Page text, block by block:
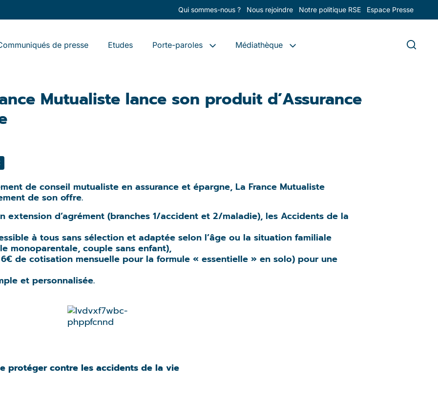
Qui sommes-nous ? Nous rejoindre Notre politique RSE Espace Presse
de presse Etudes Porte-paroles Médiathèque
Mutualiste lance son produit d’Assurance
de conseil mutualiste en assurance et épargne, La France Mutualiste
de son offre.
extension d’agrément (branches 1/accident et 2/maladie), les Accidents de la
à tous sans sélection et adaptée selon l’âge ou la situation familiale
monoparentale, couple sans enfant),
de cotisation mensuelle pour la formule « essentielle » en solo) pour une
et personnalisée.
protéger contre les accidents de la vie